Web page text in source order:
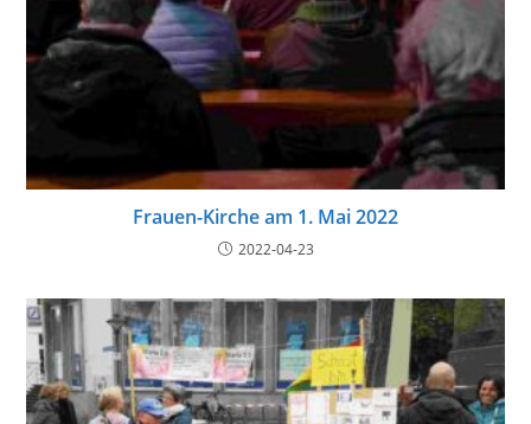
Frauen-Kirche am 1. Mai 2022
2022-04-23